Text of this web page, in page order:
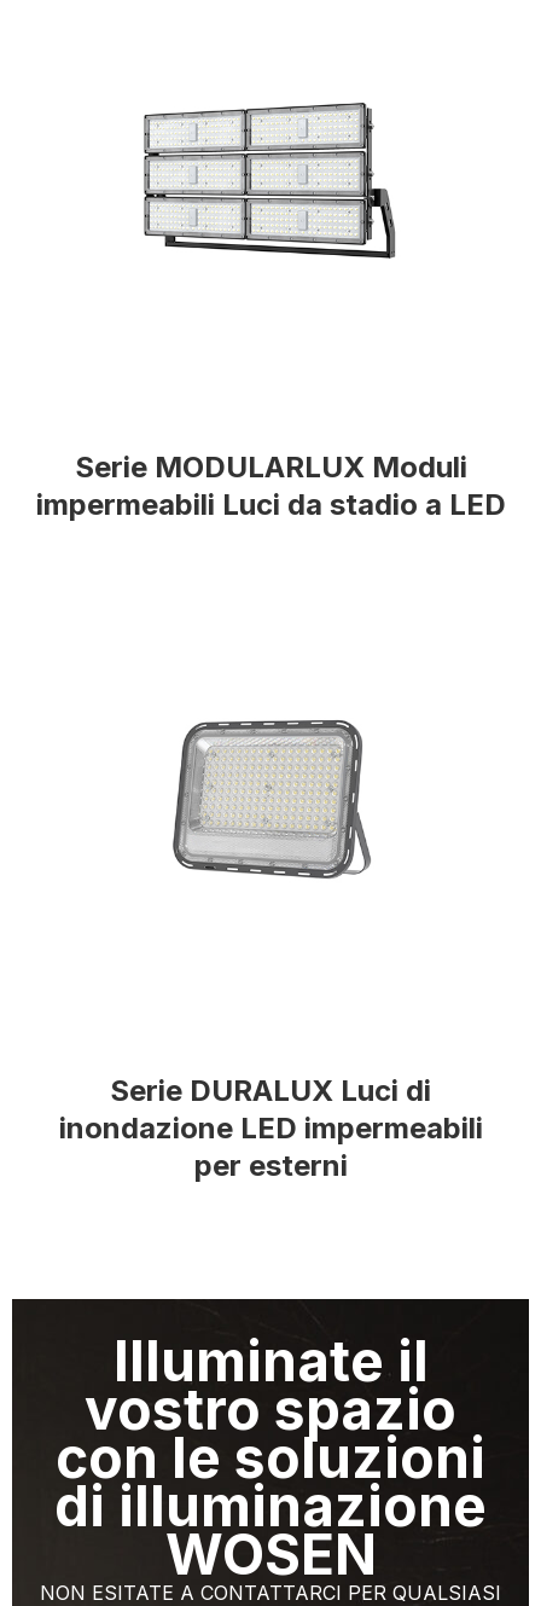
Serie MODULARLUX Moduli
impermeabili Luci da stadio a LED
Serie DURALUX Luci di
inondazione LED impermeabili
per esterni
Illuminate il
vostro spazio
con le soluzioni
di illuminazione
WOSEN
NON ESITATE A CONTATTARCI PER QUALSIASI